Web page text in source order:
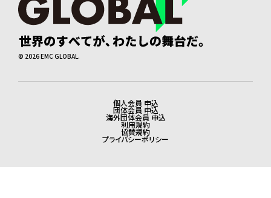
© 2026EMC GLOBAL.
個人会員 申込
団体会員 申込
海外団体会員 申込
利用規約
協賛規約
プライバシーポリシー